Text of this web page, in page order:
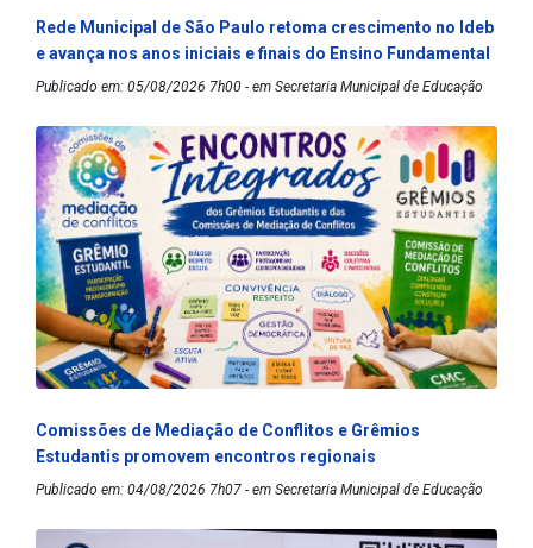
Rede Municipal de São Paulo retoma crescimento no Ideb
e avança nos anos iniciais e finais do Ensino Fundamental
Publicado em: 05/08/2026 7h00 - em Secretaria Municipal de Educação
Comissões de Mediação de Conflitos e Grêmios
Estudantis promovem encontros regionais
Publicado em: 04/08/2026 7h07 - em Secretaria Municipal de Educação